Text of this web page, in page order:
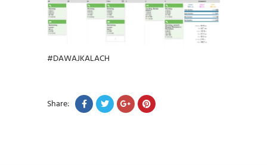
#DAWAJKALACH
Share: